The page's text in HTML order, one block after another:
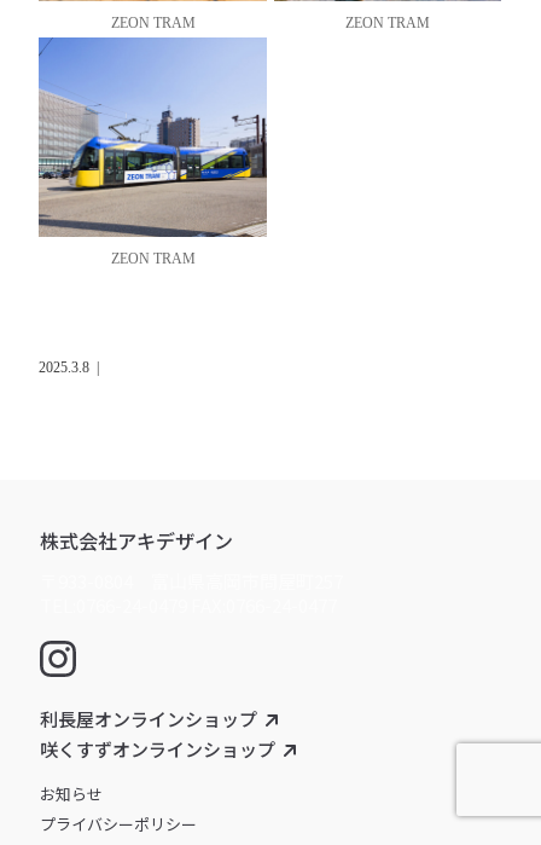
ZEON TRAM ZEON TRAM
ZEON TRAM
2025.3.8
株式会社アキデザイン
利長屋オンラインショップ
咲くすずオンラインショップ
お知らせ
プライバシーポリシー